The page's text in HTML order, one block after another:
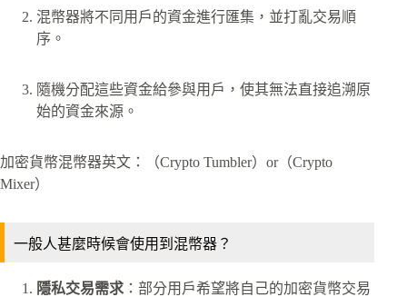
混幣器將不同用戶的資金進行匯集，並打亂交易順
序。
隨機分配這些資金給參與用戶，使其無法直接追溯原
始的資金來源。
加密貨幣混幣器英文：（Crypto Tumbler）or（Crypto
Mixer）
一般人甚麼時候會使用到混幣器？
隱私交易需求 ：部分用戶希望將自己的加密貨幣交易